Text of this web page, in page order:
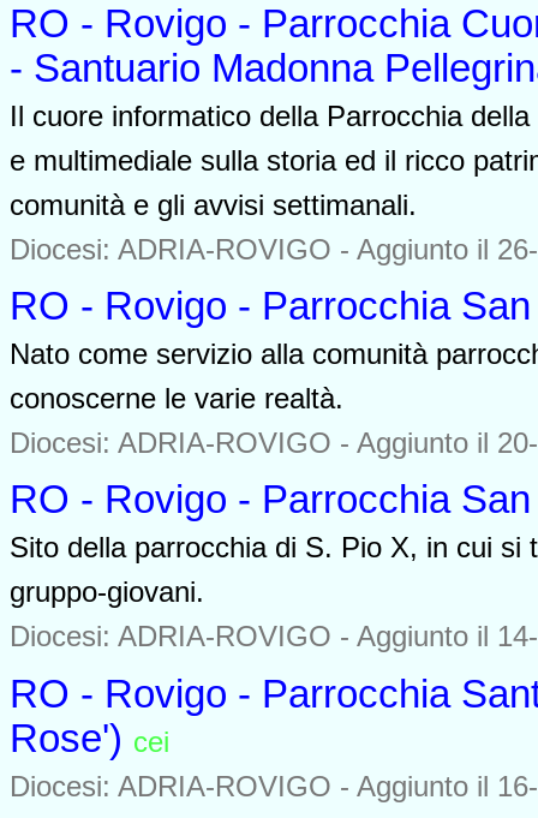
RO - Rovigo - Parrocchia
- Santuario Madonna
Il cuore informatico della Parrocchia
e multimediale sulla storia ed il ricco
comunità e gli avvisi settimanali.
Diocesi: ADRIA-ROVIGO - Aggiunto il
RO - Rovigo - Parrocchia
Nato come servizio alla comunità
conoscerne le varie realtà.
Diocesi: ADRIA-ROVIGO - Aggiunto il
RO - Rovigo - Parrocchia
Sito della parrocchia di S. Pio X, in cui
gruppo-giovani.
Diocesi: ADRIA-ROVIGO - Aggiunto il
RO - Rovigo - Parrocchia
Rose') cei
Diocesi: ADRIA-ROVIGO - Aggiunto il